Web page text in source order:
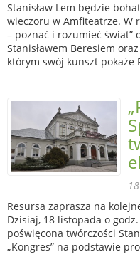
Stanisław Lem będzie
wieczoru w Amfiteatrze. W
– poznać i rozumieć świat”
Stanisławem Beresiem
którym swój kunszt pokaże
Resursa zaprasza na
Dzisiaj, 18 listopada o
poświęcona twórczości
„Kongres” na podstawie